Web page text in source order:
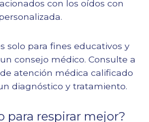
con los oídos con
solo para fines educativos y
consejo médico. Consulte a
atención médica calificado
diagnóstico y tratamiento.
para respirar mejor?